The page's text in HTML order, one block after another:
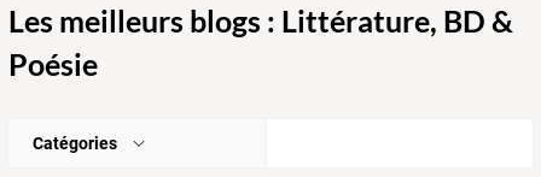
Les meilleurs blogs : Littérature, BD &
Poésie
Catégories